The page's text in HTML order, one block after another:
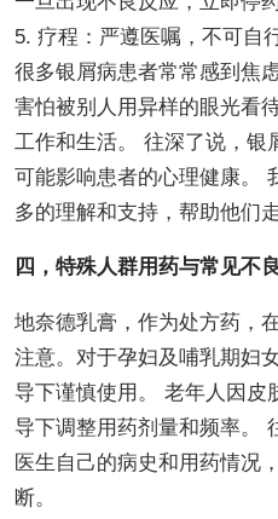
5. 疗程：严遵医嘱，不可自
很多银屑病患者常常感到焦
害怕被别人用异样的眼光看
工作和生活。 往深了说，银
可能影响患者的心理健康。
多的理解和支持，帮助他们
四，特殊人群用药与常见不
地奈德乳膏，作为处方药，
注意。对于孕妇及哺乳期妇
导下谨慎使用。 老年人因皮
导下调整用药剂量和频率。
医生自己的病史和用药情况
断。